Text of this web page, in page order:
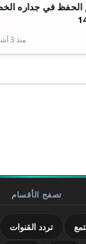
الحفظ في جداره
منذ 3 أشهر
تصفح الأقسام
تردد القنوات